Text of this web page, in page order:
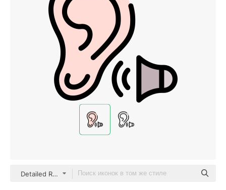
Detailed Rounded Lineal color